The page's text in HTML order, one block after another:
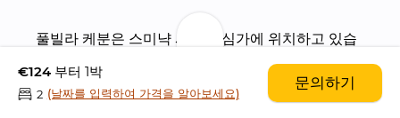
풀빌라 케분은 스미냑 시내 중심가에 위치하고 있습
니다. 짧은 도보 거리에 유명 레스토랑들과 숍들, 유
명한 빈땅 슈퍼마켓 등이 위치해 있으며, 스미냑 해변
까진 오직 10분 밖에 걸리지 않습니다.
€124 부터 1박
2 (날짜를 입력하여 가격을 알아보세요)
문의하기